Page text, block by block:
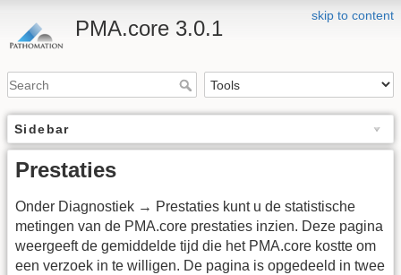
skip to content
PMA.core 3.0.1
Sidebar
Prestaties
Onder Diagnostiek → Prestaties kunt u de statistische
metingen van de PMA.core prestaties inzien. Deze pagina
weergeeft de gemiddelde tijd die het PMA.core kostte om
een verzoek in te willigen. De pagina is opgedeeld in twee